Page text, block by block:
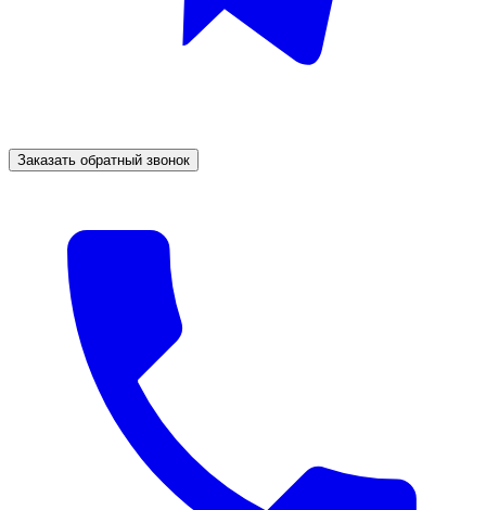
Заказать обратный звонок